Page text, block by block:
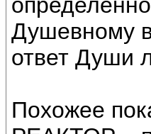
Душевному
ответ Души
Похожее